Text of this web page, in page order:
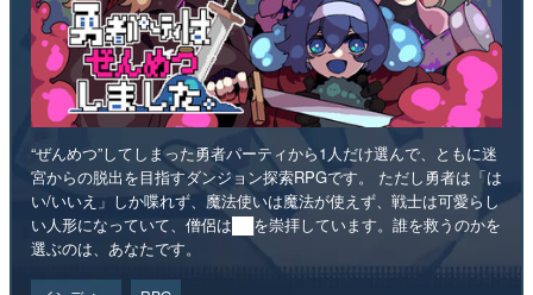
“ぜんめつ”してしまった勇者パーティから1人だけ選んで、ともに迷
宮からの脱出を目指すダンジョン探索RPGです。 ただし勇者は「は
い/いいえ」しか喋れず、魔法使いは魔法が使えず、戦士は可愛らし
い人形になっていて、僧侶は██を崇拝しています。誰を救うのかを
選ぶのは、あなたです。